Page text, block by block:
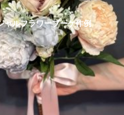
ャルフラワーブーケ作例